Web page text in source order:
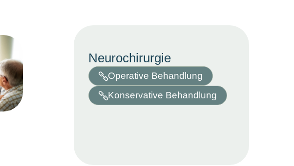
Neurochirurgie
Operative Behandlung
Konservative Behandlung